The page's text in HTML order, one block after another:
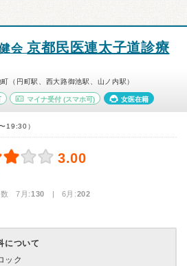
会京都民医連太子道診療
（円町駅、西大路御池駅、山ノ内駅）
マイナ受付 (スマホ可) 女医在籍
19:30）
3.00
数 7月:130 | 6月:202
について
ック